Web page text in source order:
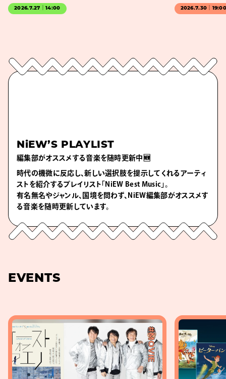
2026.7.27｜14:00 2026.7.30｜
NiEW’S PLAYLIST
編集部がオススメする音楽を随時更新中🆕
時代の機微に反応し、新しい選択肢を提示してくれるアーティ
ストを紹介するプレイリスト「NiEW Best Music」。
有名無名やジャンル、国境を問わず、NiEW編集部がオススメす
る音楽を随時更新しています。
EVENTS
#MOVIE